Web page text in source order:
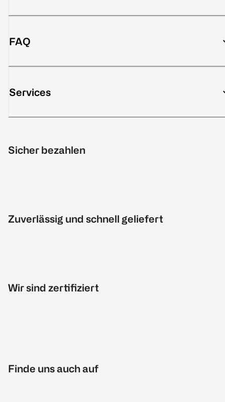
FAQ
Services
Sicher bezahlen
Zuverlässig und schnell geliefert
Wir sind zertifiziert
Finde uns auch auf